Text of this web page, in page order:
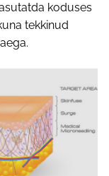
koduses
tekkinud